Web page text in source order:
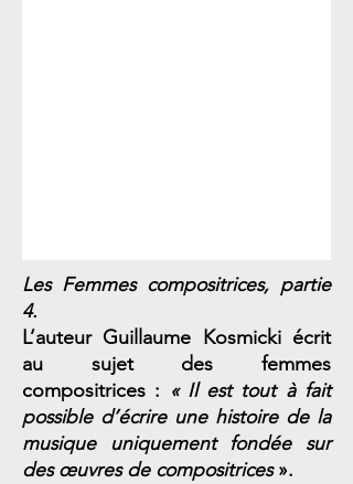
Les Femmes compositrices, partie
4.
L’auteur Guillaume Kosmicki écrit
au sujet des femmes
compositrices : « Il est tout à fait
possible d’écrire une histoire de la
musique uniquement fondée sur
des œuvres de compositrices».